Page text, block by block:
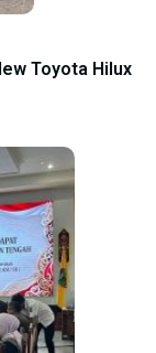
Toyota Hilux